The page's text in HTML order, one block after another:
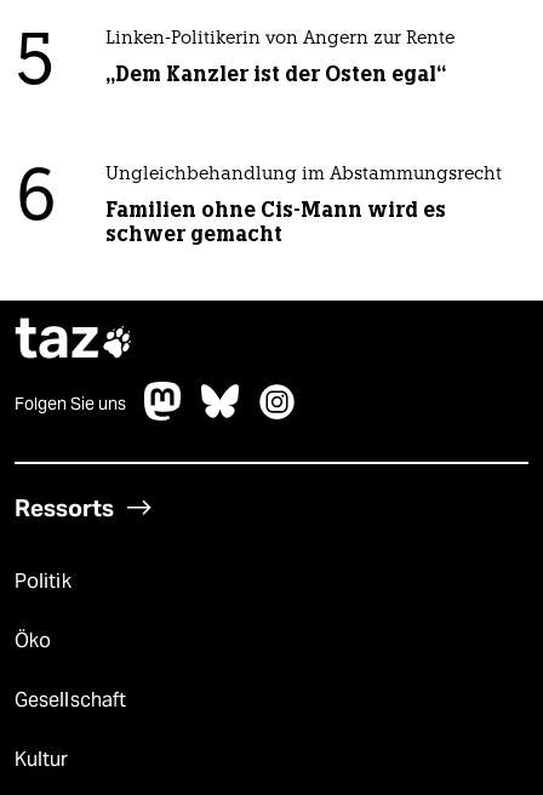
5 Linken-Politikerin von Angern zur Rente
„Dem Kanzler ist der Osten egal“
6 Ungleichbehandlung im Abstammungsrecht
Familien ohne Cis-Mann wird es
schwer gemacht
taz
Folgen Sie uns
Ressorts
Politik
Öko
Gesellschaft
Kultur